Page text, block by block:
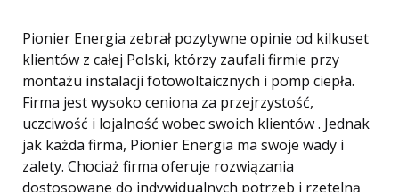
Pionier Energia zebrał pozytywne opinie od kilkuset
klientów z całej Polski, którzy zaufali firmie przy
montażu instalacji fotowoltaicznych i pomp ciepła.
Firma jest wysoko ceniona za przejrzystość,
uczciwość i lojalność wobec swoich klientów . Jednak
jak każda firma, Pionier Energia ma swoje wady i
zalety. Chociaż firma oferuje rozwiązania
dostosowane do indywidualnych potrzeb i rzetelną